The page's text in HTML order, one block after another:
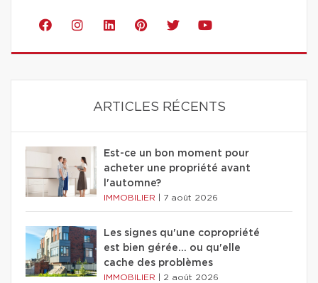
ARTICLES RÉCENTS
Est-ce un bon moment pour
acheter une propriété avant
l'automne?
IMMOBILIER 7 août 2026
Les signes qu'une copropriété
est bien gérée… ou qu'elle
cache des problèmes
IMMOBILIER 2 août 2026